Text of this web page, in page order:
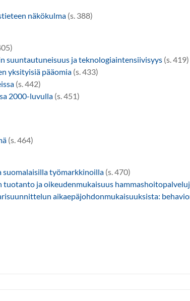
näkökulma (s. 388)
suuntautuneisuus ja teknologiaintensiivisyys (s. 419)
yksityisiä pääomia (s. 433)
(s. 442)
2000-luvulla (s. 451)
(s. 464)
suomalaisilla työmarkkinoilla (s. 470)
ja oikeudenmukaisuus
aikaepäjohdonmukaisuuksista: